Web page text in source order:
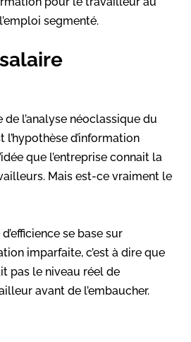
segmenté.
l’analyse néoclassique du
d’information
que l’entreprise connait la
Mais est-ce vraiment le
se base sur
imparfaite, c’est à dire que
pas le niveau réel de
avant de l’embaucher.